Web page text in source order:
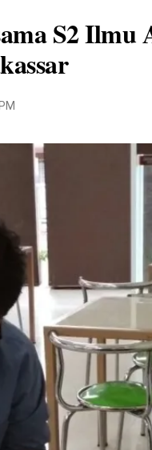
S2